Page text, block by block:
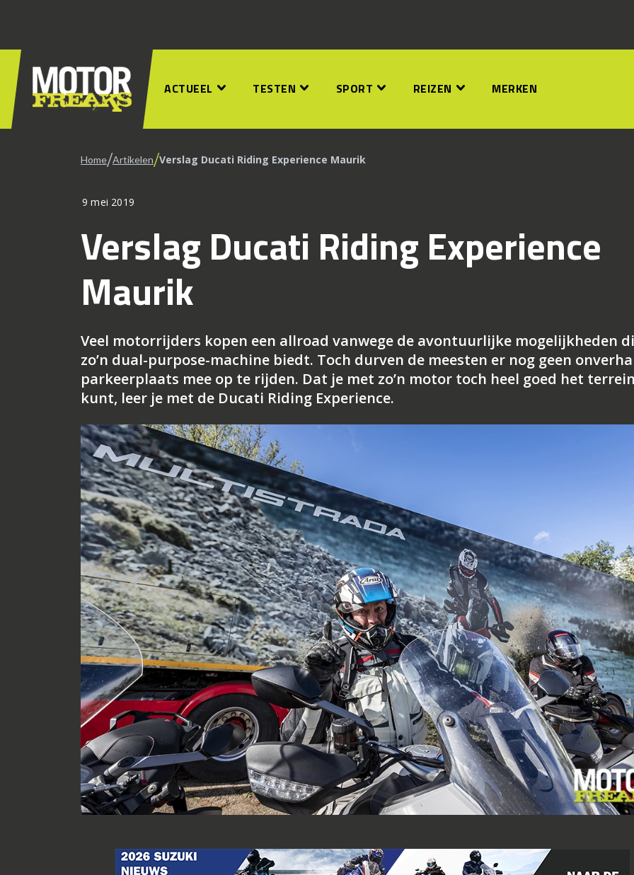
ACTUEEL TESTEN SPORT REIZEN MERKEN
Home/Artikelen/Verslag Ducati Riding Experience Maurik
9 mei 2019
Verslag Ducati Riding Experience
Maurik
Veel motorrijders kopen een allroad vanwege de avontuurlijke mogelijkheden
zo’n dual-purpose-machine biedt. Toch durven de meesten er nog geen
parkeerplaats mee op te rijden. Dat je met zo’n motor toch heel goed het
kunt, leer je met de Ducati Riding Experience.